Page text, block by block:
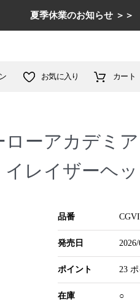
夏季休業のお知らせ ＞＞
お気に入り カート
ローアカデミ
レイザーヘッ
品番
発売日
ポイント 23
在庫 ○